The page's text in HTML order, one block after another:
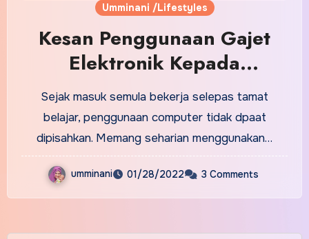
Umminani /Lifestyles
Kesan Penggunaan Gajet
Elektronik Kepada
Kehidupan
Sejak masuk semula bekerja selepas tamat
belajar, penggunaan computer tidak dpaat
dipisahkan. Memang seharian menggunakan…
umminani 01/28/2022 3 Comments